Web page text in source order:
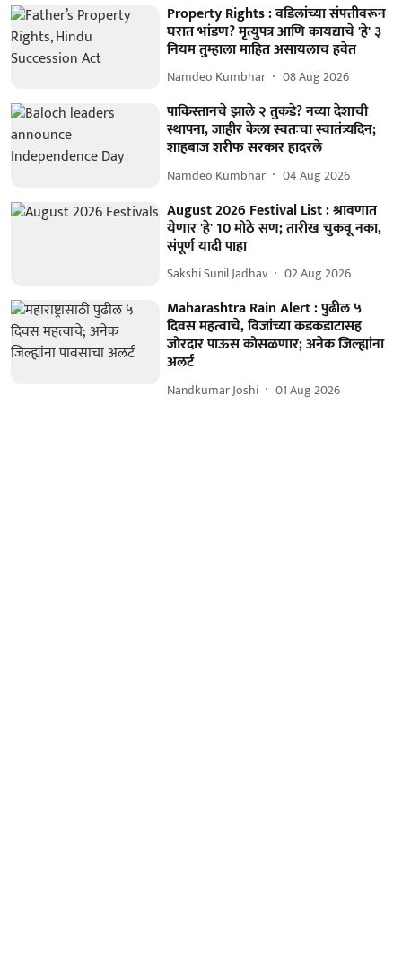
Property Rights : वडिलांच्या संपत्तीवरून
घरात भांडण? मृत्युपत्र आणि कायद्याचे 'हे' ३
नियम तुम्हाला माहित असायलाच हवेत
Namdeo Kumbhar 08 Aug 2026
पाकिस्तानचे झाले २ तुकडे? नव्या देशाची
स्थापना, जाहीर केला स्वतःचा स्वातंत्र्यदिन;
शाहबाज शरीफ सरकार हादरले
Namdeo Kumbhar 04 Aug 2026
August 2026 Festival List : श्रावणात
येणार 'हे' 10 मोठे सण; तारीख चुकवू नका,
संपूर्ण यादी पाहा
Sakshi Sunil Jadhav 02 Aug 2026
Maharashtra Rain Alert : पुढील ५
दिवस महत्वाचे, विजांच्या कडकडाटासह
जोरदार पाऊस कोसळणार; अनेक जिल्ह्यांना
अलर्ट
Nandkumar Joshi 01 Aug 2026